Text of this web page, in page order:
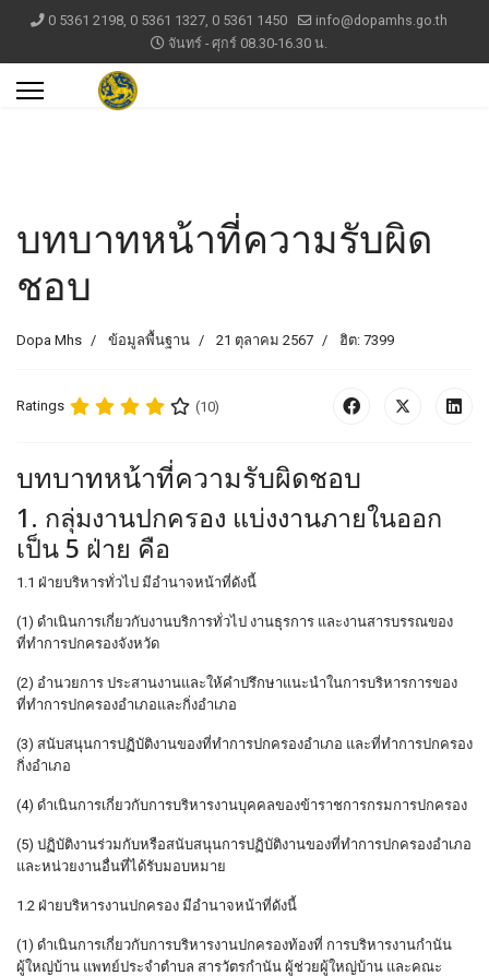
0 5361 2198, 0 5361 1327, 0 5361 1450
info@dopamhs.go.th
จันทร์ - ศุกร์ 08.30-16.30 น.
บทบาทหน้าที่ความรับผิด
ชอบ
Dopa Mhs ข้อมูลพื้นฐาน 21 ตุลาคม 2567 ฮิต: 7399
Ratings (10)
บทบาทหน้าที่ความรับผิดชอบ
1. กลุ่มงานปกครอง แบ่งงานภายในออก
เป็น 5 ฝ่าย คือ
1.1 ฝ่ายบริหารทั่วไป มีอำนาจหน้าที่ดังนี้
(1) ดำเนินการเกี่ยวกับงานบริการทั่วไป งานธุรการ และงานสารบรรณของ
ที่ทำการปกครองจังหวัด
(2) อำนวยการ ประสานงานและให้คำปรึกษาแนะนำในการบริหารการของ
ที่ทำการปกครองอำเภอและกิ่งอำเภอ
(3) สนับสนุนการปฏิบัติงานของที่ทำการปกครองอำเภอ และที่ทำการปกครอง
กิ่งอำเภอ
(4) ดำเนินการเกี่ยวกับการบริหารงานบุคคลของข้าราชการกรมการปกครอง
(5) ปฏิบัติงานร่วมกับหรือสนับสนุนการปฏิบัติงานของที่ทำการปกครองอำเภอ
และหน่วยงานอื่นที่ได้รับมอบหมาย
1.2 ฝ่ายบริหารงานปกครอง มีอำนาจหน้าที่ดังนี้
(1) ดำเนินการเกี่ยวกับการบริหารงานปกครองท้องที่ การบริหารงานกำนัน
ผู้ใหญ่บ้าน แพทย์ประจำตำบล สารวัตรกำนัน ผู้ช่วยผู้ใหญ่บ้าน และคณะ